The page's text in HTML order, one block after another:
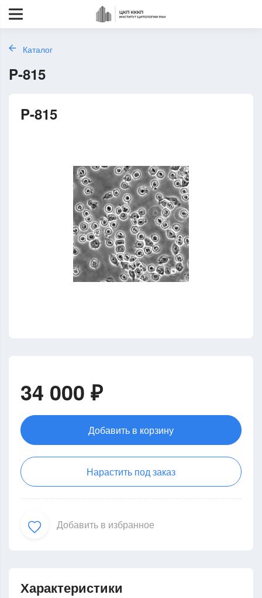
Каталог
P-815
P-815
34 000 ₽
Добавить в корзину
Нарастить под заказ
Добавить в избранное
Характеристики